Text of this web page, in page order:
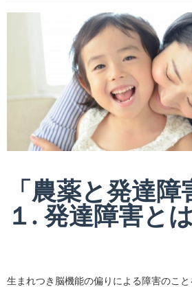
「農薬と発達
１. 発達障害と
生まれつき脳機能の偏りによる障害のこと